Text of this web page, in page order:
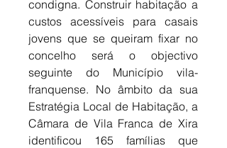
condigna. Construir habitação a
custos acessíveis para casais
jovens que se queiram fixar no
concelho será o objectivo
seguinte do Município vila-
franquense. No âmbito da sua
Estratégia Local de Habitação, a
Câmara de Vila Franca de Xira
identificou 165 famílias que